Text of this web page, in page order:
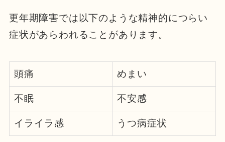
更年期障害では以下のような精神的につらい
症状があらわれることがあります。
頭痛 めまい
不眠 不安感
イライラ感 うつ病症状